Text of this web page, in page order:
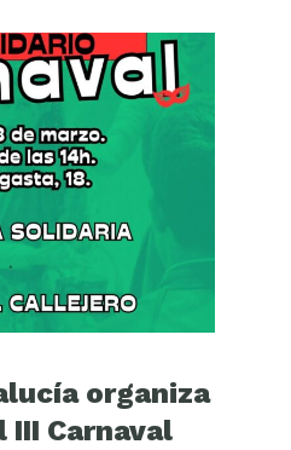
organiza
III Carnaval